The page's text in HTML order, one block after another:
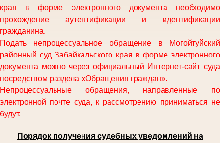
края в форме электронного документа необходимо
прохождение аутентификации и идентификации
гражданина.
Подать непроцессуальное обращение в
Могойтуйский
районный суд Забайкальского края в форме электронного
документа можно через официальный Интернет-сайт суда
посредством раздела «Обращения граждан».
Непроцессуальные обращения, направленные по
электронной почте суда, к рассмотрению приниматься не
будут.
Порядок получения судебных уведомлений на